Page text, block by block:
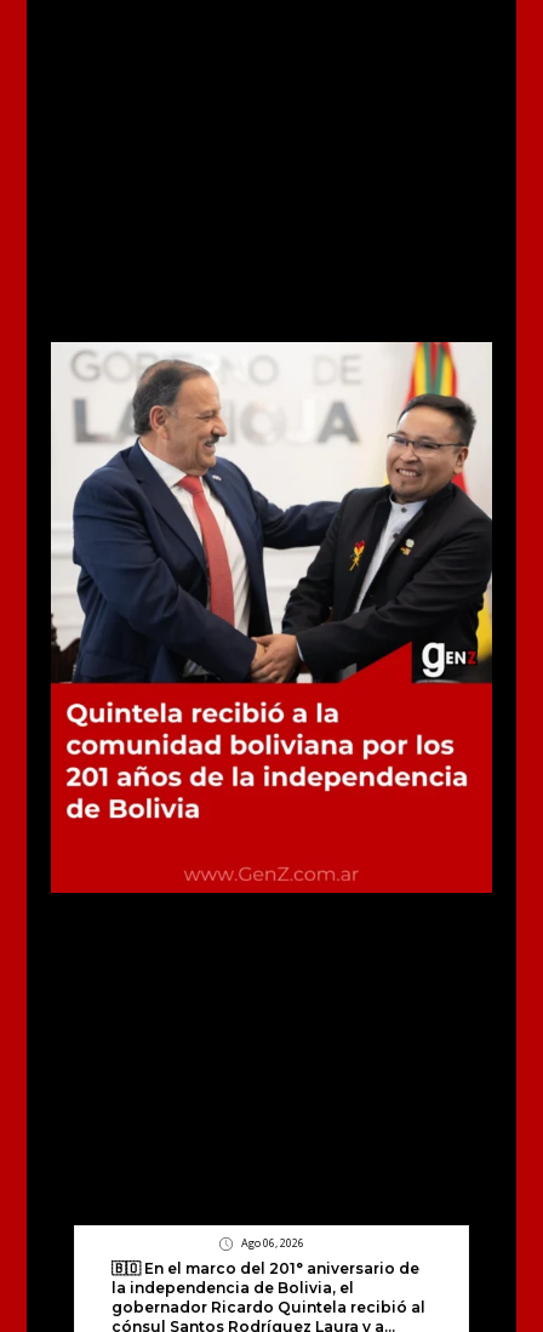
Ago 06, 2026
🇧🇴 En el marco del 201° aniversario de
la independencia de Bolivia, el
gobernador Ricardo Quintela recibió al
cónsul Santos Rodríguez Laura y a...